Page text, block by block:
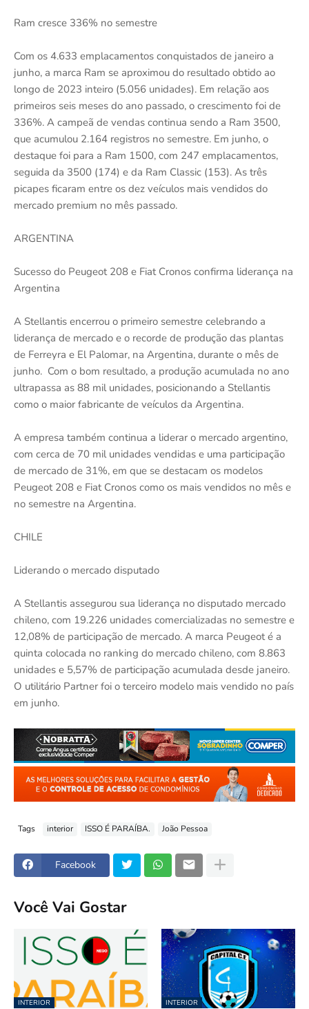
Ram cresce 336% no semestre
Com os 4.633 emplacamentos conquistados de janeiro a
junho, a marca Ram se aproximou do resultado obtido ao
longo de 2023 inteiro (5.056 unidades). Em relação aos
primeiros seis meses do ano passado, o crescimento foi de
336%. A campeã de vendas continua sendo a Ram 3500,
que acumulou 2.164 registros no semestre. Em junho, o
destaque foi para a Ram 1500, com 247 emplacamentos,
seguida da 3500 (174) e da Ram Classic (153). As três
picapes ficaram entre os dez veículos mais vendidos do
mercado premium no mês passado.
ARGENTINA
Sucesso do Peugeot 208 e Fiat Cronos confirma liderança na
Argentina
A Stellantis encerrou o primeiro semestre celebrando a
liderança de mercado e o recorde de produção das plantas
de Ferreyra e El Palomar, na Argentina, durante o mês de
junho. Com o bom resultado, a produção acumulada no ano
ultrapassa as 88 mil unidades, posicionando a Stellantis
como o maior fabricante de veículos da Argentina.
A empresa também continua a liderar o mercado argentino,
com cerca de 70 mil unidades vendidas e uma participação
de mercado de 31%, em que se destacam os modelos
Peugeot 208 e Fiat Cronos como os mais vendidos no mês e
no semestre na Argentina.
CHILE
Liderando o mercado disputado
A Stellantis assegurou sua liderança no disputado mercado
chileno, com 19.226 unidades comercializadas no semestre e
12,08% de participação de mercado. A marca Peugeot é a
quinta colocada no ranking do mercado chileno, com 8.863
unidades e 5,57% de participação acumulada desde janeiro.
O utilitário Partner foi o terceiro modelo mais vendido no país
em junho.
Tags interior ISSO É PARAÍBA. João Pessoa
Facebook
Você Vai Gostar
INTERIOR INTERIOR